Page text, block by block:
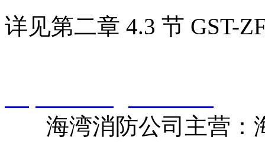
详见第二章 4.3 节 GST-
海湾消防公司主营：